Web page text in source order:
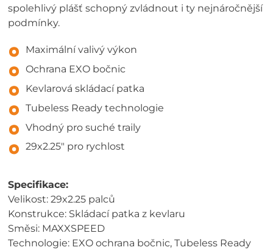
spolehlivý plášť schopný zvládnout i ty nejnáročnější
podmínky.
Maximální valivý výkon
Ochrana EXO bočnic
Kevlarová skládací patka
Tubeless Ready technologie
Vhodný pro suché traily
29x2.25" pro rychlost
Specifikace:
Velikost: 29x2.25 palců
Konstrukce: Skládací patka z kevlaru
Směsi: MAXXSPEED
Technologie: EXO ochrana bočnic, Tubeless Ready